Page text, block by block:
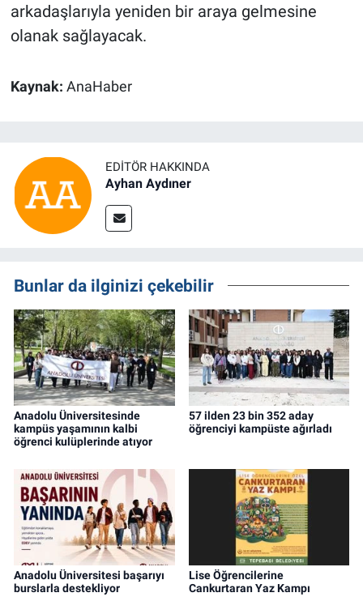
arkadaşlarıyla yeniden bir araya gelmesine
olanak sağlayacak.
Kaynak: AnaHaber
EDITÖR HAKKINDA
Ayhan Aydıner
Bunlar da ilginizi çekebilir
Anadolu Üniversitesinde
kampüs yaşamının kalbi
öğrenci kulüplerinde atıyor
57 ilden 23 bin 352 aday
öğrenciyi kampüste ağırladı
Anadolu Üniversitesi başarıyı
burslarla destekliyor
Lise Öğrencilerine
Cankurtaran Yaz Kampı